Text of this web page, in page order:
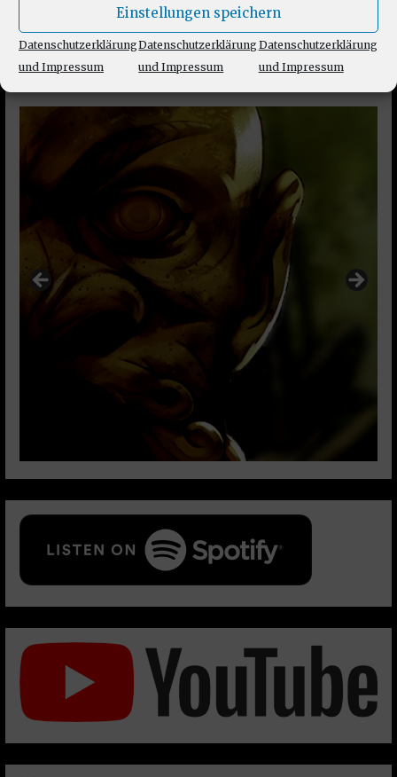
Einstellungen speichern
Datenschutzerklärung
und Impressum
Datenschutzerklärung
und Impressum
Datenschutzerklärung
und Impressum
Unser Patreon Bereich